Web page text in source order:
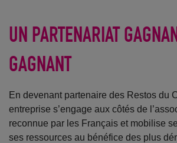
UN PARTENARIAT
GAGNANT
En devenant partenaire des Restos du
entreprise s’engage aux côtés de
reconnue par les Français et mobilise
ses ressources au bénéfice des plus